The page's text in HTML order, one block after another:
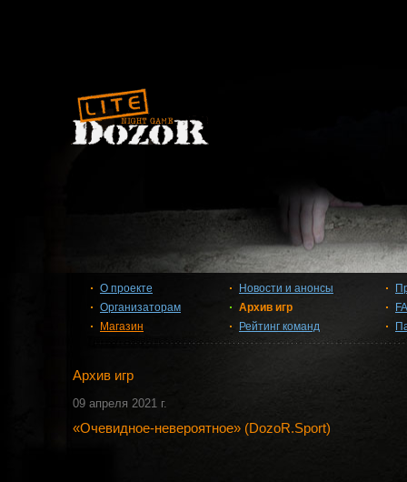
О проекте
Организаторам
Магазин
Новости и анонсы
Архив игр
Рейтинг команд
Архив игр
09 апреля 2021 г.
«Очевидное-невероятное» (DozoR.Sport)